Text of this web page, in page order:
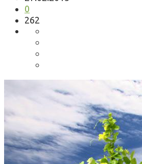
0
262